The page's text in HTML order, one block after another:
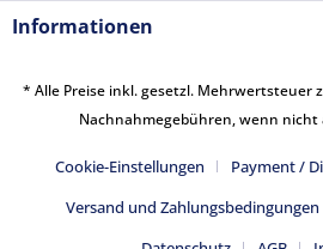
Informationen
* Alle Preise inkl. gesetzl. Mehrwertsteuer
Nachnahmegebühren, wenn nicht
Cookie-Einstellungen Payment /
Versand und Zahlungsbedingungen